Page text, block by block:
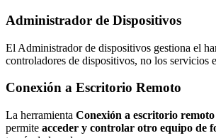
Administrador de Dispositivos
El Administrador de dispositivos gestiona el
controladores de dispositivos, no los servicios
Conexión a Escritorio Remoto
La herramienta Conexión a escritorio remoto
permite acceder y controlar otro equipo de